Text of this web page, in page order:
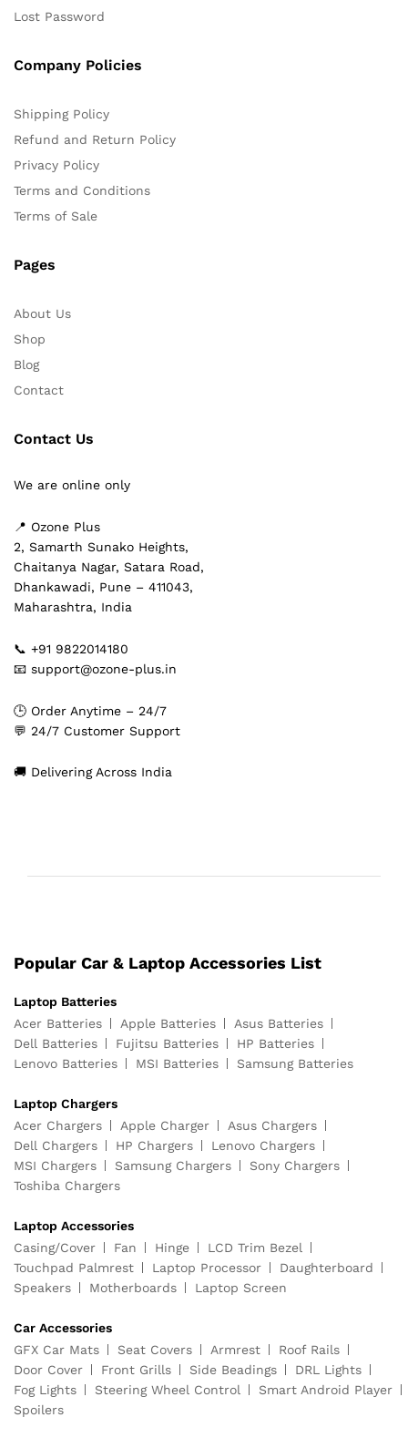
Lost Password
Company Policies
Shipping Policy
Refund and Return Policy
Privacy Policy
Terms and Conditions
Terms of Sale
Pages
About Us
Shop
Blog
Contact
Contact Us
We are online only
📍 Ozone Plus
2, Samarth Sunako Heights,
Chaitanya Nagar, Satara Road,
Dhankawadi, Pune – 411043,
Maharashtra, India
📞 +91 9822014180
📧 support@ozone-plus.in
🕒 Order Anytime – 24/7
💬 24/7 Customer Support
🚚 Delivering Across India
Popular Car & Laptop Accessories List
Laptop Batteries
Acer Batteries
Apple Batteries
Asus Batteries
Dell Batteries
Fujitsu Batteries
HP Batteries
Lenovo Batteries
MSI Batteries Samsung Batteries
Laptop Chargers
Acer Chargers
Apple Charger
Asus Chargers
Dell Chargers
HP Chargers
Lenovo Chargers
MSI Chargers
Samsung Chargers
Sony Chargers
Toshiba Chargers
Laptop Accessories
Casing/Cover
Fan Hinge
LCD Trim Bezel
Touchpad Palmrest
Laptop Processor
Daughterboard
Speakers
Motherboards Laptop Screen
Car Accessories
GFX Car Mats
Seat Covers Armrest
Roof Rails
Door Cover
Front Grills Side Beadings
DRL Lights
Fog Lights
Steering Wheel Control
Smart Android Player
Spoilers